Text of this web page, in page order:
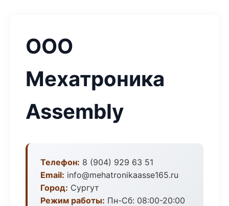
ООО
Мехатроника
Assembly
Телефон: 8 (904) 929 63 51
Email: info@mehatronikaasse165.ru
Город: Сургут
Режим работы: Пн-Сб: 08:00-20:00